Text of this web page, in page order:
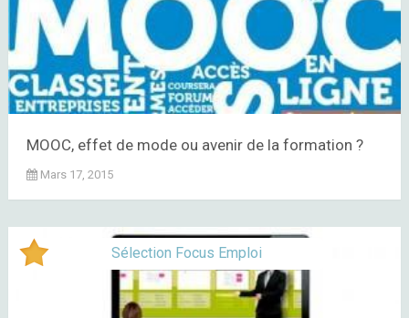
MOOC, effet de mode ou avenir de la formation ?
Mars 17, 2015
Sélection Focus Emploi